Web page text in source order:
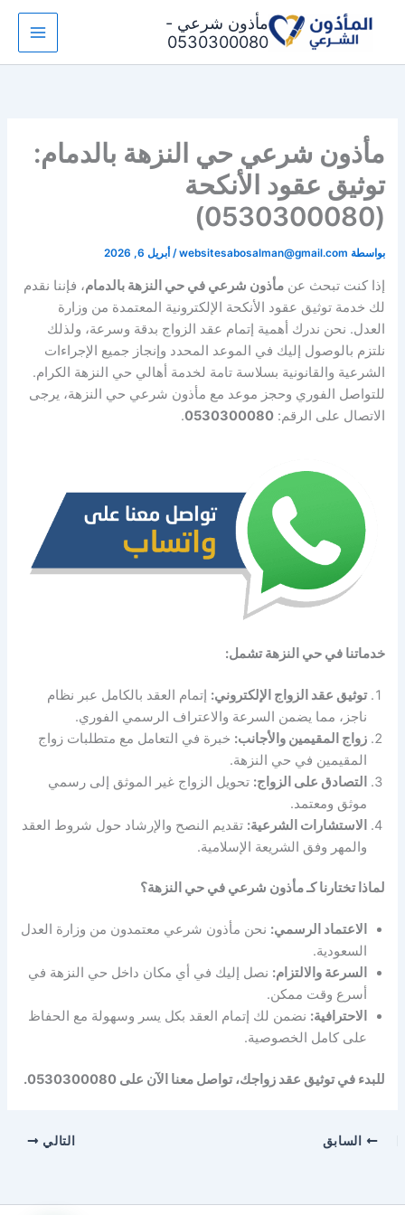
مأذون شرعي -
0530300080
مأذون شرعي حي النزهة بالدمام:
توثيق عقود الأنكحة
(0530300080)
بواسطة websitesabosalman@gmail.com
/ أبريل 6, 2026
إذا كنت تبحث عنمأذون شرعي في حي النزهة بالدمام، فإننا نقدم
لك خدمة توثيق عقود الأنكحة الإلكترونية المعتمدة من وزارة
العدل. نحن ندرك أهمية إتمام عقد الزواج بدقة وسرعة، ولذلك
نلتزم بالوصول إليك في الموعد المحدد وإنجاز جميع الإجراءات
الشرعية والقانونية بسلاسة تامة لخدمة أهالي حي النزهة الكرام.
للتواصل الفوري وحجز موعد مع مأذون شرعي حي النزهة، يرجى
الاتصال على الرقم:0530300080
.
خدماتنا في حي النزهة تشمل:
توثيق عقد الزواج الإلكتروني: إتمام العقد بالكامل عبر نظام
ناجز، مما يضمن السرعة والاعتراف الرسمي الفوري.
زواج المقيمين والأجانب: خبرة في التعامل مع متطلبات زواج
المقيمين في حي النزهة.
التصادق على الزواج: تحويل الزواج غير الموثق إلى رسمي
موثق ومعتمد.
الاستشارات الشرعية: تقديم النصح والإرشاد حول شروط العقد
والمهر وفق الشريعة الإسلامية.
لماذا تختارنا كـ مأذون شرعي في حي النزهة؟
الاعتماد الرسمي: نحن مأذون شرعي معتمدون من وزارة العدل
السعودية.
السرعة والالتزام: نصل إليك في أي مكان داخل حي النزهة في
أسرع وقت ممكن.
الاحترافية: نضمن لك إتمام العقد بكل يسر وسهولة مع الحفاظ
على كامل الخصوصية.
للبدء في توثيق عقد زواجك، تواصل معنا الآن على 0530300080.
السابق التالي